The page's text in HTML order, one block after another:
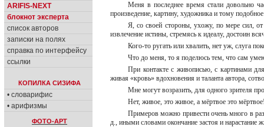
ARIFIS-NEXT
блокнот эксперта
список авторов
записки на полях
справка по интерфейсу
ссылки
КОПИЛКА СИЗИФА
• словарифис
• арифизмы
ФОТО-АРТ
Меня в последнее время стали довольно
произведение, картину, художника и тому
Я, со своей стороны, ухожу, по мере сил, от
извлечение истины, стремясь к идеалу, достоин
Кого-то ругать или хвалить, нет уж, слуга
Что до меня, то я поделюсь тем, что сам
При контакте с живописью, с картинами
живая «кровь» вдохновения и таланта автора,
Мне могут возразить, для одного зрителя
Нет, живое, это живое, а мёртвое это
Примеров можно привести очень много в
д., иными словами окончание застоя и нарастание